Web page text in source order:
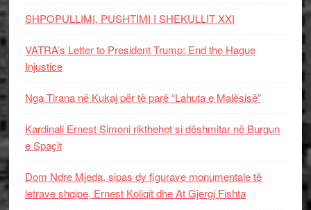
SHPOPULLIMI, PUSHTIMI I SHEKULLIT XXI
VATRA’s Letter to President Trump: End the Hague
Injustice
Nga Tirana në Kukaj për të parë “Lahuta e Malësisë”
Kardinali Ernest Simoni rikthehet si dëshmitar në Burgun
e Spaçit
Dom Ndre Mjeda, sipas dy figurave monumentale të
letrave shqipe, Ernest Koliqit dhe At Gjergj Fishta